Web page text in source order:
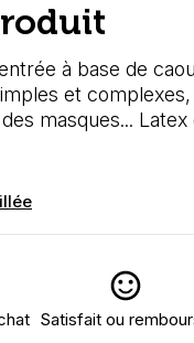
à base de
et
masques...
Satisfait ou